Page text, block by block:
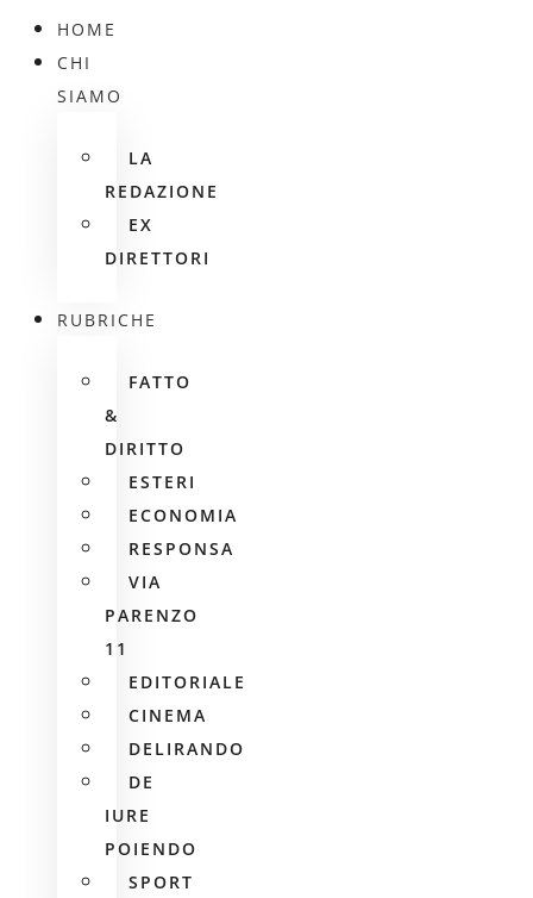
HOME
CHI
SIAMO
LA
REDAZIONE
EX
DIRETTORI
RUBRICHE
FATTO
&
DIRITTO
ESTERI
ECONOMIA
RESPONSA
VIA
PARENZO
11
EDITORIALE
CINEMA
DELIRANDO
DE
IURE
POIENDO
SPORT